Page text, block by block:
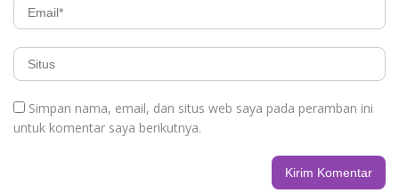
Simpan nama, email, dan situs web saya pada peramban ini
untuk komentar saya berikutnya.